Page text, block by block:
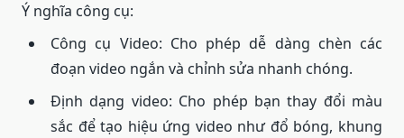
Ý nghĩa công cụ:
Công cụ Video: Cho phép dễ dàng chèn các
đoạn video ngắn và chỉnh sửa nhanh chóng.
Định dạng video: Cho phép bạn thay đổi màu
sắc để tạo hiệu ứng video như đổ bóng, khung